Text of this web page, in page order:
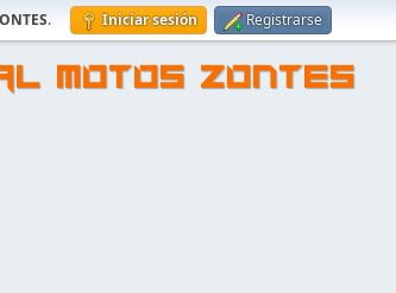
. Iniciar sesión Registrarse
MOTOS ZONTES